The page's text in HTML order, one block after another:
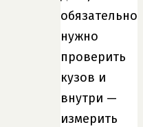
обязательно
нужно
проверить
кузов и
внутри —
измерить